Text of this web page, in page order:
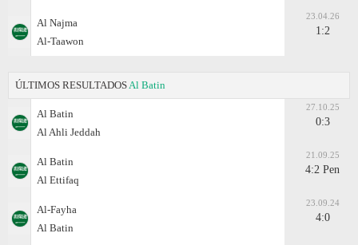
Al Najma
Al-Taawon
23.04.26
1:2
ÚLTIMOS RESULTADOS Al Batin
Al Batin
Al Ahli Jeddah
27.10.25
0:3
Al Batin
Al Ettifaq
21.09.25
4:2 Pen
Al-Fayha
Al Batin
23.09.24
4:0